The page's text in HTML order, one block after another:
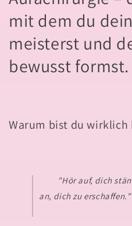
mit dem du
meisterst und
bewusst formst.
Warum bist du wirklich
"Hör auf, dich
an, dich zu erschaffen."